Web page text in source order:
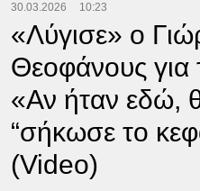
30.03.2026 10:23
«Λύγισε» ο
Θεοφάνους για
«Αν ήταν εδώ,
“σήκωσε το
(Video)